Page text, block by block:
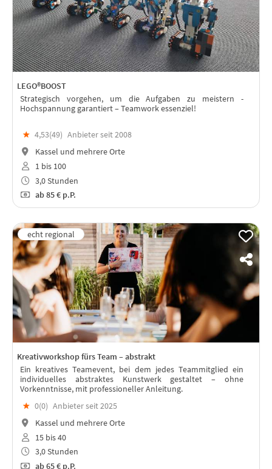
LEGO®BOOST
Strategisch vorgehen, um die Aufgaben zu meistern -
Hochspannung garantiert – Teamwork essenziel!
★ 4,53(49) Anbieter seit 2008
Kassel und mehrere Orte
1 bis 100
3,0 Stunden
ab85 € p.P.
Kreativworkshop fürs Team – abstrakt
Ein kreatives Teamevent, bei dem jedes Teammitglied ein
individuelles abstraktes Kunstwerk gestaltet – ohne
Vorkenntnisse, mit professioneller Anleitung.
★ 0(0) Anbieter seit 2025
Kassel und mehrere Orte
15 bis 40
3,0 Stunden
ab65 € p.P.